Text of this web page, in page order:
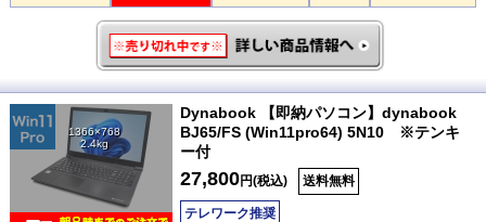
1366×768
2.4kg
Dynabook 【即納パソコン】dynabook
BJ65/FS (Win11pro64) 5N10 ※テンキ
ー付
27,800円(税込) 送料無料
テレワーク推奨